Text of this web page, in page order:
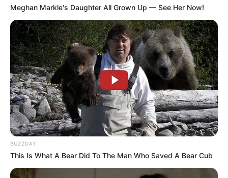
Viva Decora
2. Pleomele (Dracena reflexa)
Pode chegar até 2 metros de altura, devendo ser
alocada no canto da sala.
Meghan Markle's Daughter All Grown Up — See Her Now!
BUZZDAY
This Is What A Bear Did To The Man Who Saved A Bear Cub